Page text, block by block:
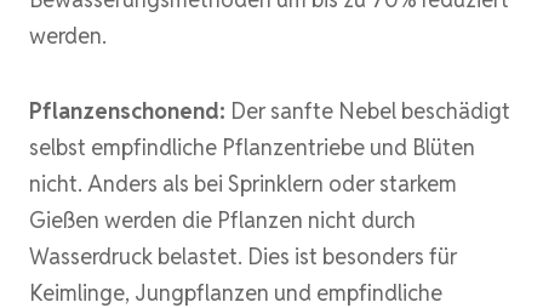
werden.
Pflanzenschonend: Der sanfte Nebel beschädigt
selbst empfindliche Pflanzentriebe und Blüten
nicht. Anders als bei Sprinklern oder starkem
Gießen werden die Pflanzen nicht durch
Wasserdruck belastet. Dies ist besonders für
Keimlinge, Jungpflanzen und empfindliche